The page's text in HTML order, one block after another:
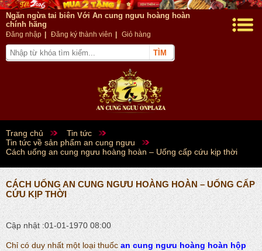
Ngăn ngừa tai biên Với An cung ngưu hoàng hoàn
chính hãng
Đăng nhập Đăng ký thành viên Giỏ hàng
Trang chủ
Tin tức
Tin tức về sản phẩm an cung ngưu
Cách uống an cung ngưu hoàng hoàn – Uống cấp cứu kịp thời
CÁCH UỐNG AN CUNG NGƯU HOÀNG HOÀN – UỐNG CẤP
CỨU KỊP THỜI
Cập nhật :01-01-1970 08:00
Chỉ có duy nhất một loại thuốc an cung ngưu hoàng hoàn hộp